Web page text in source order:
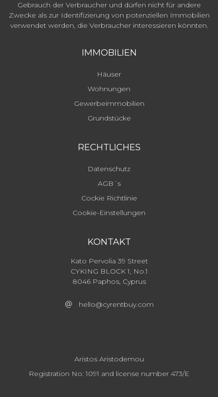
Gebrauch der Verbraucher und dürfen nicht für andere
Zwecke als zur Identifizierung von potenziellen Immobilien
verwendet werden, die Verbraucher interessieren könnten.
IMMOBILIEN
Häuser
Wohnungen
Gewerbeimmobilien
Grundstücke
RECHTLICHES
Datenschutz
AGB´s
Cockie Richtlinie
Cookie-Einstellungen
KONTAKT
Kato Pervolia 39 Street
CYKING BLOCK 1, No.1
8046 Paphos, Cyprus
hello@cyrentbuy.com
Aristos Aristodemou
Registration No: 1091 and license number 473/E